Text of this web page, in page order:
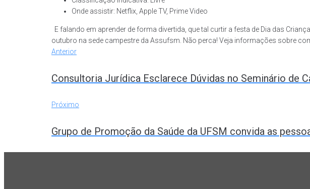
Onde assistir: Netflix, Apple TV, Prime Video
E falando em aprender de forma divertida, que tal curtir a festa de Dia das
outubro na sede campestre da Assufsm. Não perca! Veja informações sobre
Navegação
de
Post
Anterior
Anterior
Consultoria Jurídica Esclarece Dúvidas no Seminário de
Próximo
Próximo
Grupo de Promoção da Saúde da UFSM convida as